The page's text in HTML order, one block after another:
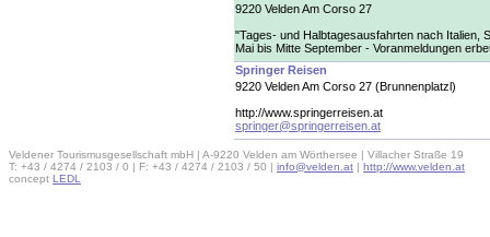
9220 Velden Am Corso 27
"Tages- und Halbtagesausfahrten nach Italien,
Mai bis Mitte September - Voranmeldungen
Springer Reisen
9220 Velden Am Corso 27 (Brunnenplatzl)
http://www.springerreisen.at
springer@springerreisen.at
Veldener Tourismusgesellschaft mbH | A-9220 Velden am Wörthersee | Villacher Straße 19
T: +43 / 4274 / 2103 / 0 | F: +43 / 4274 / 2103 / 50 | info@velden.at | http://www.velden.at
concept LEDL